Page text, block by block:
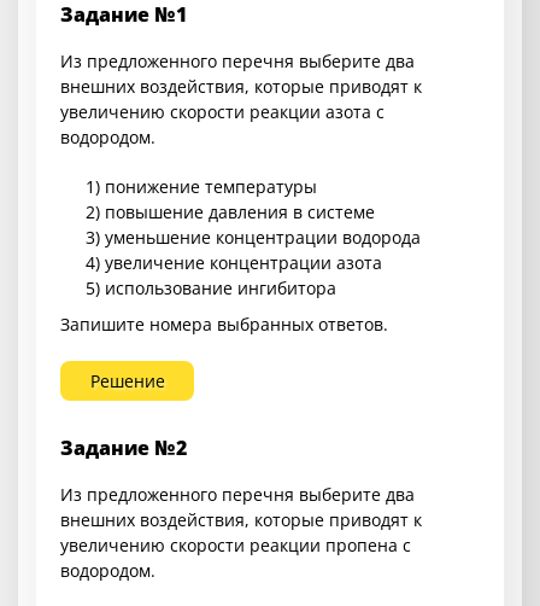
Задание №1
Из предложенного перечня выберите два
внешних воздействия, которые приводят к
увеличению скорости реакции азота с
водородом.
1) понижение температуры
2) повышение давления в системе
3) уменьшение концентрации водорода
4) увеличение концентрации азота
5) использование ингибитора
Запишите номера выбранных ответов.
Решение
Задание №2
Из предложенного перечня выберите два
внешних воздействия, которые приводят к
увеличению скорости реакции пропена с
водородом.